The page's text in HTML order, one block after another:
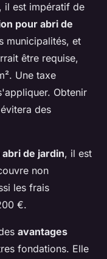
, il est impératif de
pour abri de
municipalités, et
être requise,
Une taxe
Obtenir
des
de jardin, il est
non
les frais
€.
avantages
fondations. Elle